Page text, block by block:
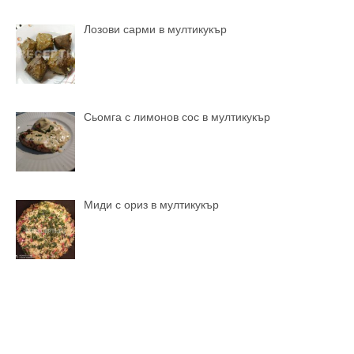
Лозови сарми в мултикукър
Сьомга с лимонов сос в мултикукър
Миди с ориз в мултикукър